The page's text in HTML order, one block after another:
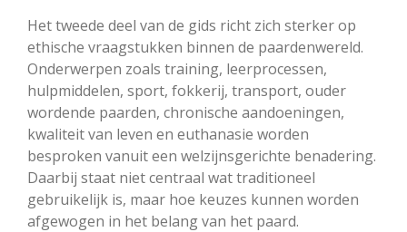
Het tweede deel van de gids richt zich sterker op
ethische vraagstukken binnen de paardenwereld.
Onderwerpen zoals training, leerprocessen,
hulpmiddelen, sport, fokkerij, transport, ouder
wordende paarden, chronische aandoeningen,
kwaliteit van leven en euthanasie worden
besproken vanuit een welzijnsgerichte benadering.
Daarbij staat niet centraal wat traditioneel
gebruikelijk is, maar hoe keuzes kunnen worden
afgewogen in het belang van het paard.